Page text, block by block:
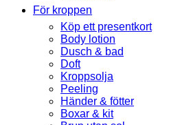
För kroppen
Köp ett presentkort
Body lotion
Dusch & bad
Doft
Kroppsolja
Peeling
Händer & fötter
Boxar & kit